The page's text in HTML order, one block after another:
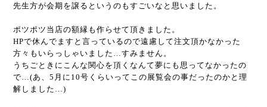
先生方が会期を譲るというのもすごいなと思いました。
ポツポツ当店の額縁も作らせて頂きました。
HPで休んでますと言っているので遠慮して注文頂かなかった
方々もいらっしゃいました…すみません。
うちごときにこんな関心を頂くなんて夢にも思ってなかったの
で…(あ、5月に10号くらいってこの展覧会の事だったのかと理
解しました…)